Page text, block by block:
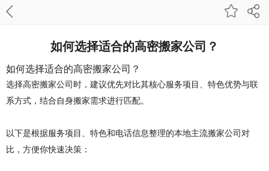
如何选择适合的高密搬家公司？
如何选择适合的高密搬家公司？
选择高密搬家公司时，建议优先对比其核心服务项目、特色优势与联
系方式，结合自身搬家需求进行匹配‌。
以下是根据服务项目、特色和电话信息整理的本地主流搬家公司对
比，方便你快速决策：